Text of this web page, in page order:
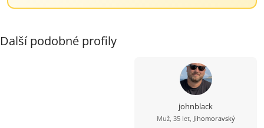
Další podobné profily
johnblack
Muž, 35 let, Jihomoravský